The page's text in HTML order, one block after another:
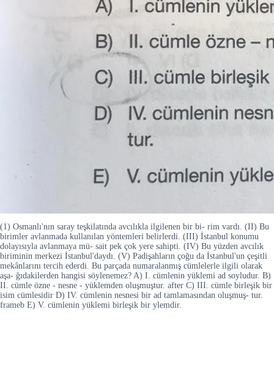
(1) Osmanlı'nın saray teşkilatında avcılıkla ilgilenen bir bi- rim vardı. (II) Bu
birimler avlanmada kullanılan yöntemleri belirlerdi. (III) İstanbul konumu
dolayısıyla avlanmaya mü- sait pek çok yere sahipti. (IV) Bu yüzden avcılık
biriminin merkezi İstanbul'daydı. (V) Padişahların çoğu da İstanbul'un çeşitli
mekânlarını tercih ederdi. Bu parçada numaralanmış cümlelerle ilgili olarak
aşa- ğıdakilerden hangisi söylenemez? A) I. cümlenin yüklemi ad soyludur. B)
II. cümle özne - nesne - yüklemden oluşmuştur. after C) III. cümle birleşik bir
isim cümlesidir D) IV. cümlenin nesnesi bir ad tamlamasından oluşmuş- tur.
frameb E) V. cümlenin yüklemi birleşik bir ylemdir.